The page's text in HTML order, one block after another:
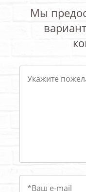
Мы